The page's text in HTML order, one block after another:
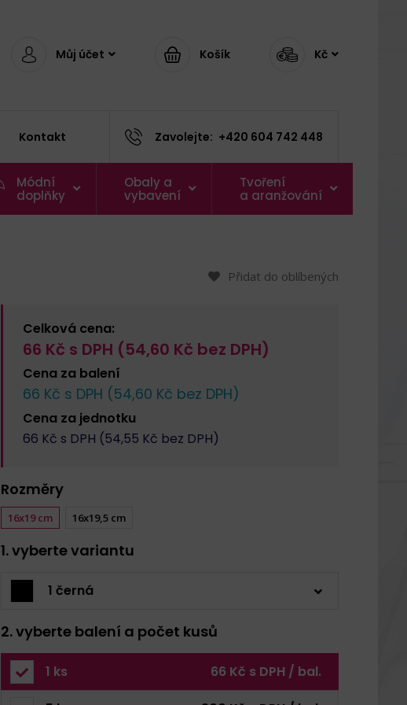
Můj účet Košík Kč
Kontakt Zavolejte: +420 604 742 448
Módní
doplňky
Obaly a
vybavení
Tvoření
a aranžování
Přidat do oblíbených
Celková cena:
66 Kč s DPH (54,60 Kč bez DPH)
Cena za balení
66 Kč s DPH (54,60 Kč bez DPH)
Cena za jednotku
66 Kč s DPH (54,55 Kč bez DPH)
Rozměry
16x19 cm 16x19,5 cm
1. vyberte variantu
1 černá
2. vyberte balení a počet kusů
1 ks 66 Kč s DPH / bal.